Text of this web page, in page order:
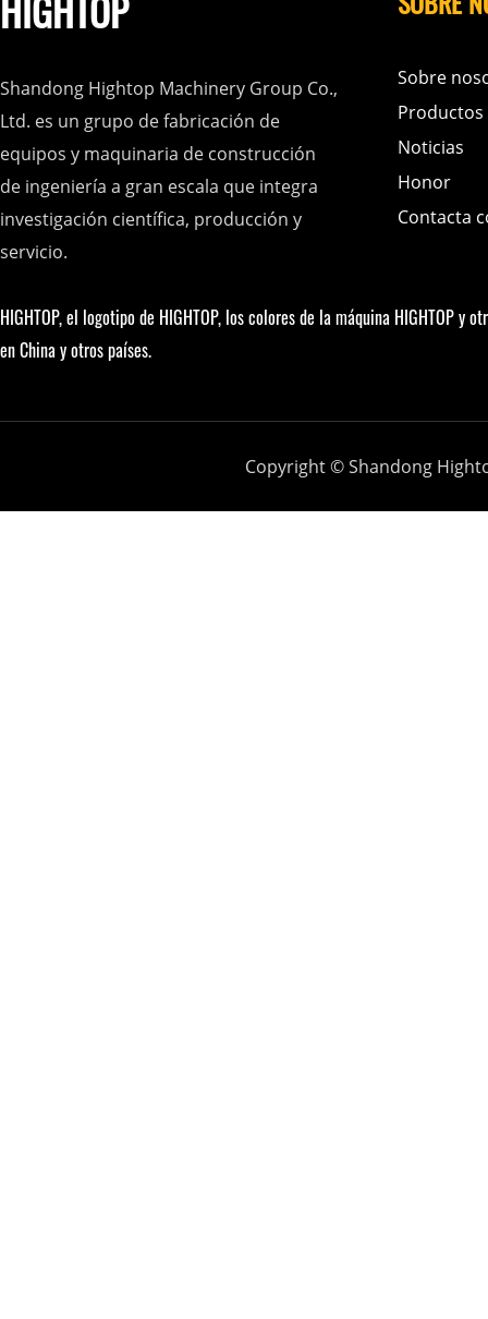
Shandong Hightop Machinery Group Co.,
Ltd. es un grupo de fabricación de
equipos y maquinaria de construcción
de ingeniería a gran escala que integra
investigación científica, producción y
servicio.
Sobre
Productos
Noticias
Honor
Contacta
HIGHTOP, el logotipo de HIGHTOP, los colores de la máquina HIGHTOP
en China y otros países.
Copyright © Shandong